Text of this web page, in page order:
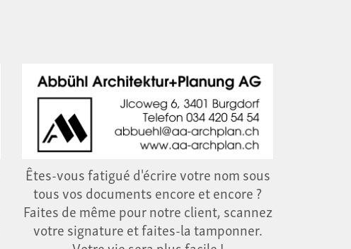
Êtes-vous fatigué d'écrire votre nom sous
tous vos documents encore et encore ?
Faites de même pour notre client, scannez
votre signature et faites-la tamponner.